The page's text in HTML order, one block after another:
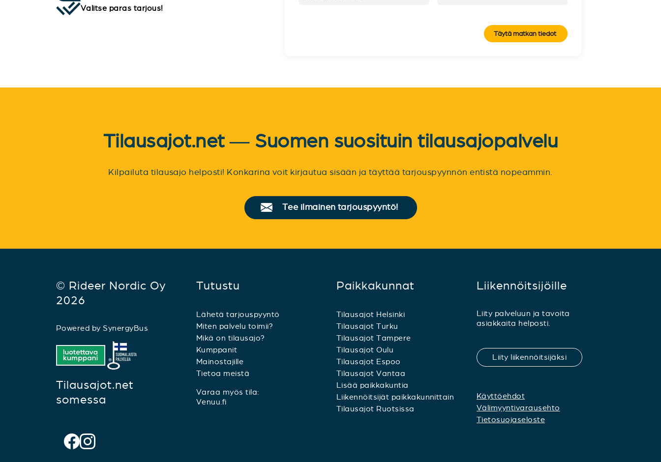
Valitse paras tarjous!
Täytä matkan tiedot
Tilausajot.net — Suomen suosituin tilausajopalvelu
Kilpailuta tilausajo helposti! Konkarina voit kirjautua sisään ja täyttää tarjouspyynnön entistä nopeammin.
Tee ilmainen tarjouspyyntö!
© Rideer Nordic Oy
2026
Powered by SynergyBus
Tilausajot.net
somessa
Tutustu
Lähetä tarjouspyyntö
Miten palvelu toimii?
Mikä on tilausajo?
Kumppanit
Mainostajille
Tietoa meistä
Varaa myös tila:
Venuu.fi
Paikkakunnat
Tilausajot Helsinki
Tilausajot Turku
Tilausajot Tampere
Tilausajot Oulu
Tilausajot Espoo
Tilausajot Vantaa
Lisää paikkakuntia
Liikennöitsijät paikkakunnittain
Tilausajot Ruotsissa
Liikennöitsijöille
Liity palveluun ja tavoita
asiakkaita helposti.
Liity liikennöitsijäksi
Käyttöehdot
Välimyyntivarausehto
Tietosuojaseloste